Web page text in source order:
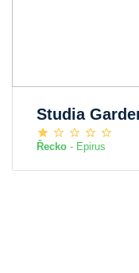
Studia
Řecko - Epirus